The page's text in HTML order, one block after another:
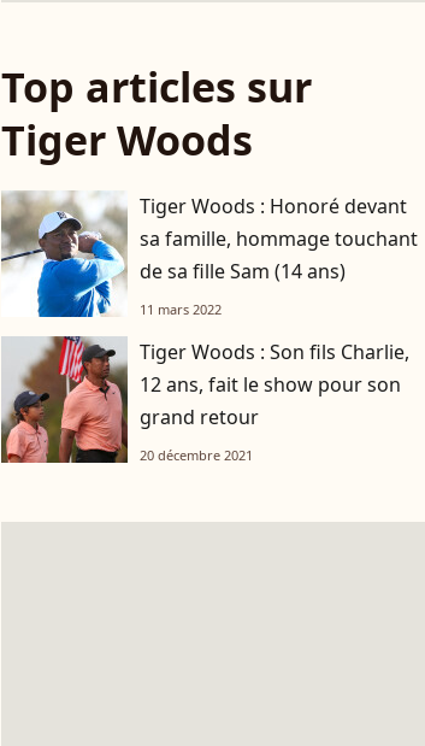
Top articles sur
Tiger Woods
Tiger Woods : Honoré devant
sa famille, hommage touchant
de sa fille Sam (14 ans)
11 mars 2022
Tiger Woods : Son fils Charlie,
12 ans, fait le show pour son
grand retour
20 décembre 2021